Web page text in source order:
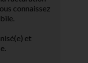
connaissez
et